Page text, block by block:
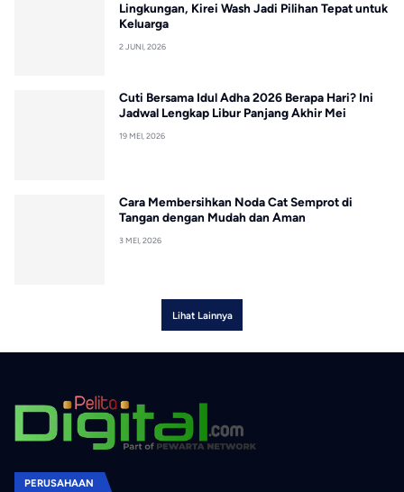
Lingkungan, Kirei Wash Jadi Pilihan Tepat untuk
Keluarga
2 JUNI, 2026
Cuti Bersama Idul Adha 2026 Berapa Hari? Ini
Jadwal Lengkap Libur Panjang Akhir Mei
19 MEI, 2026
Cara Membersihkan Noda Cat Semprot di
Tangan dengan Mudah dan Aman
3 MEI, 2026
Lihat Lainnya
PERUSAHAAN